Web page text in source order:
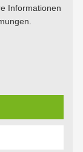
Informationen